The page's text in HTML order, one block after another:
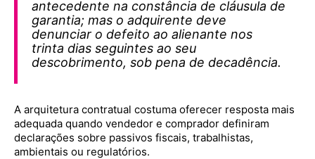
antecedente na constância de cláusula de
garantia; mas o adquirente deve
denunciar o defeito ao alienante nos
trinta dias seguintes ao seu
descobrimento, sob pena de decadência.
A arquitetura contratual costuma oferecer resposta mais
adequada quando vendedor e comprador definiram
declarações sobre passivos fiscais, trabalhistas,
ambientais ou regulatórios.